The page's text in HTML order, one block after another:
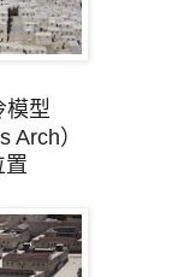
模型
Arch）
置